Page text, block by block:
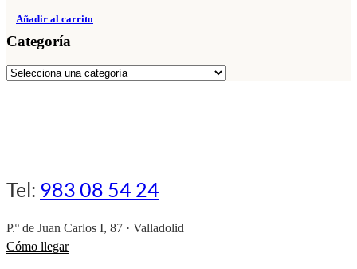
Añadir al carrito
Categoría
Tel: 983 08 54 24
P.º de Juan Carlos I, 87 · Valladolid
Cómo llegar